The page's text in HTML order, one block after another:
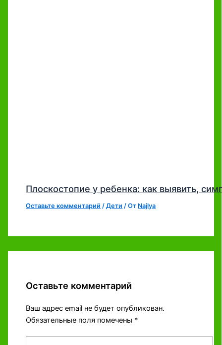
Плоскостопие у ребенка: как выявить,
Оставьте комментарий /Дети / От Najlya
Оставьте комментарий
Ваш адрес email не будет опубликован.
Обязательные поля помечены *